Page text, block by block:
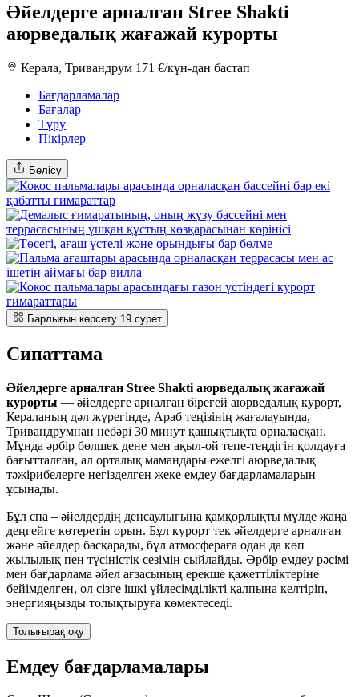
Әйелдерге арналған Stree Shakti
аюрведалық жағажай курорты
Керала, Тривандрум 171 €/күн-дан бастап
Бағдарламалар
Бағалар
Тұру
Пікірлер
Бөлісу
Барлығын көрсету 19 сурет
Сипаттама
Әйелдерге арналған Stree Shakti аюрведалық жағажай
курорты — әйелдерге арналған бірегей аюрведалық курорт,
Кераланың дәл жүрегінде, Араб теңізінің жағалауында,
Тривандрумнан небәрі 30 минут қашықтықта орналасқан.
Мұнда әрбір бөлшек дене мен ақыл-ой тепе-теңдігін қолдауға
бағытталған, ал орталық мамандары ежелгі аюрведалық
тәжірибелерге негізделген жеке емдеу бағдарламаларын
ұсынады.
Бұл спа – әйелдердің денсаулығына қамқорлықты мүлде жаңа
деңгейге көтеретін орын. Бұл курорт тек әйелдерге арналған
және әйелдер басқарады, бұл атмосфераға одан да көп
жылылық пен түсіністік сезімін сыйлайды. Әрбір емдеу рәсімі
мен бағдарлама әйел ағзасының ерекше қажеттіліктеріне
бейімделген, ол сізге ішкі үйлесімділікті қалпына келтіріп,
энергияңызды толықтыруға көмектеседі.
Толығырақ оқу
Емдеу бағдарламалары